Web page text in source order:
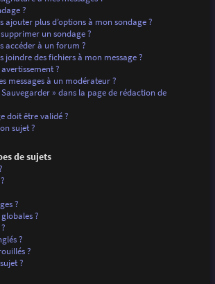
?
ajouter plus d’options à mon sondage ?
un sondage ?
accéder à un forum ?
joindre des fichiers à mon message ?
?
messages à un modérateur ?
» dans la page de rédaction de
doit être validé ?
sujet ?
de sujets
?
?
?
?
?